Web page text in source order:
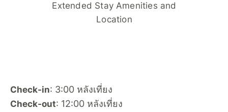
Extended Stay Amenities and
Location
Check-in: 3:00 หลังเที่ยง
Check-out: 12:00 หลังเที่ยง